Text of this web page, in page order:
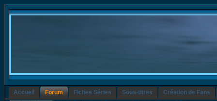
Accueil Forum Fiches Séries Sous-titres Création de Fans